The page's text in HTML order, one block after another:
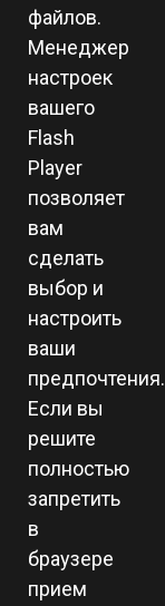
файлов.
Менеджер
настроек
вашего
Flash
Player
позволяет
вам
сделать
выбор и
настроить
ваши
предпочтения.
Если вы
решите
полностью
запретить
в
браузере
прием